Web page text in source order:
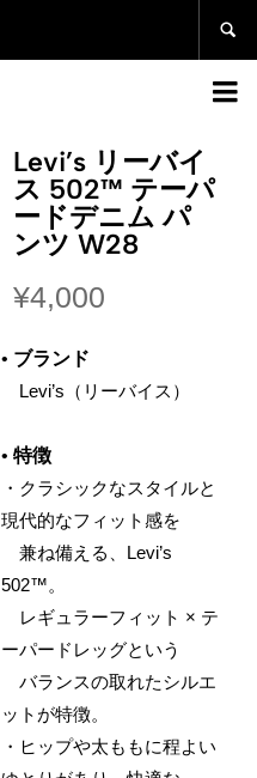


Levi’s リーバイ
ス 502™ テーパ
ードデニム パ
ンツ W28
¥4,000
• ブランド
Levi’s（リーバイス）
• 特徴
・クラシックなスタイルと
現代的なフィット感を
兼ね備える、Levi’s
502™。
レギュラーフィット × テ
ーパードレッグという
バランスの取れたシルエ
ットが特徴。
・ヒップや太ももに程よい